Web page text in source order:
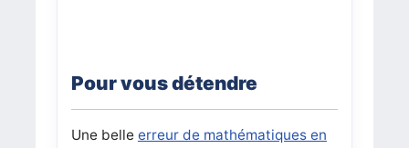
Pour vous détendre
Une belle erreur de mathématiques en